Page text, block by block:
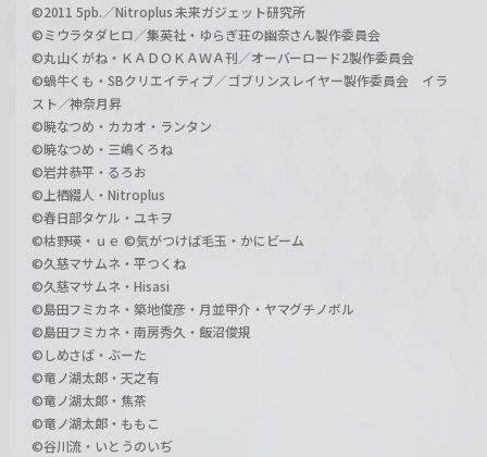
©2011 5pb.／Nitroplus 未来ガジェット研究所
©ミウラタダヒロ／集英社・ゆらぎ荘の幽奈さん製作委員会
©丸山くがね・ＫＡＤＯＫＡＷＡ刊／オーバーロード2製作委員会
©蝸牛くも・SBクリエイティブ／ゴブリンスレイヤー製作委員会 イラ
スト／神奈月昇
©暁なつめ・カカオ・ランタン
©暁なつめ・三嶋くろね
©岩井恭平・るろお
©上栖綴人・Nitroplus
©春日部タケル・ユキヲ
©枯野瑛・ｕｅ ©気がつけば毛玉・かにビーム
©久慈マサムネ・平つくね
©久慈マサムネ・Hisasi
©島田フミカネ・築地俊彦・月並甲介・ヤマグチノボル
©島田フミカネ・南房秀久・飯沼俊規
©しめさば・ぶーた
©竜ノ湖太郎・天之有
©竜ノ湖太郎・焦茶
©竜ノ湖太郎・ももこ
©谷川流・いとうのいぢ